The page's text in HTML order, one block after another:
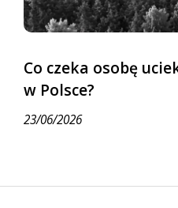
Co czeka osobę
w Polsce?
23/06/2026